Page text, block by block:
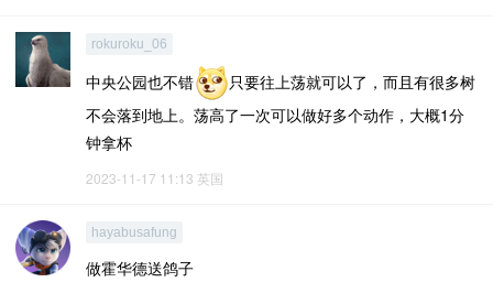
rokuroku_06
中央公园也不错
只要往上荡就可以了，而且有很多树
不会落到地上。荡高了一次可以做好多个动作，大概1分
钟拿杯
2023-11-17 11:13 英国
hayabusafung
做霍华德送鸽子